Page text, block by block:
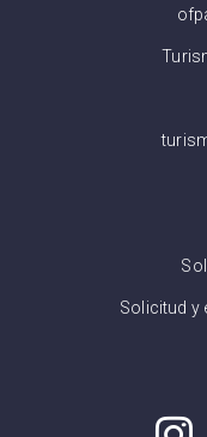
Solicitud y